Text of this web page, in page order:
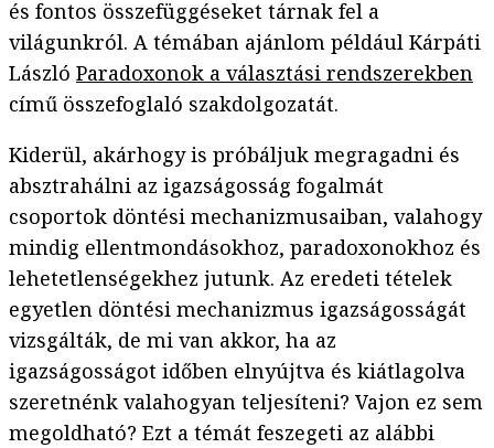
és fontos összefüggéseket tárnak fel a
világunkról. A témában ajánlom például Kárpáti
László Paradoxonok a választási rendszerekben
című összefoglaló szakdolgozatát.
Kiderül, akárhogy is próbáljuk megragadni és
absztrahálni az igazságosság fogalmát
csoportok döntési mechanizmusaiban, valahogy
mindig ellentmondásokhoz, paradoxonokhoz és
lehetetlenségekhez jutunk. Az eredeti tételek
egyetlen döntési mechanizmus igazságosságát
vizsgálták, de mi van akkor, ha az
igazságosságot időben elnyújtva és kiátlagolva
szeretnénk valahogyan teljesíteni? Vajon ez sem
megoldható? Ezt a témát feszegeti az alábbi